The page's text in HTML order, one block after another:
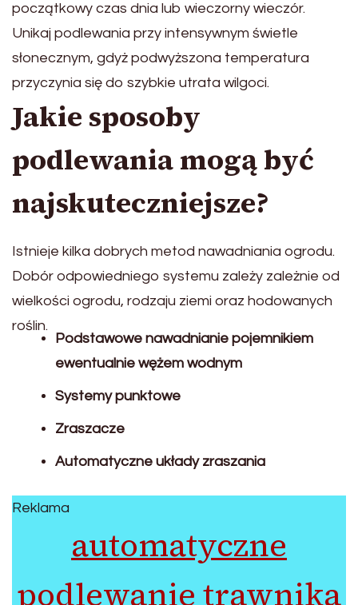
początkowy czas dnia lub wieczorny wieczór.
Unikaj podlewania przy intensywnym świetle
słonecznym, gdyż podwyższona temperatura
przyczynia się do szybkie utrata wilgoci.
Jakie sposoby
podlewania mogą być
najskuteczniejsze?
Istnieje kilka dobrych metod nawadniania ogrodu.
Dobór odpowiedniego systemu zależy zależnie od
wielkości ogrodu, rodzaju ziemi oraz hodowanych
roślin.
Podstawowe nawadnianie pojemnikiem
ewentualnie wężem wodnym
Systemy punktowe
Zraszacze
Automatyczne układy zraszania
Reklama
automatyczne
podlewanie trawnika